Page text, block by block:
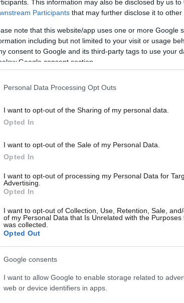
This information may also be disclosed by us
Participants that may further disclose it to other
note that this website/app uses one or more Google
including but not limited to your visit or usage
consent to Google and its third-party tags to use your
Google consent section.
Personal Data Processing Opt Outs
I want to opt-out of the Sharing of my personal data.
Opted In
I want to opt-out of the Sale of my Personal Data.
Opted In
I want to opt-out of processing my Personal Data for
Advertising.
Opted In
I want to opt-out of Collection, Use, Retention, Sale,
of my Personal Data that Is Unrelated with the Purposes
was collected.
Opted Out
Google consents
I want to allow Google to enable storage related to
web or device identifiers in apps.